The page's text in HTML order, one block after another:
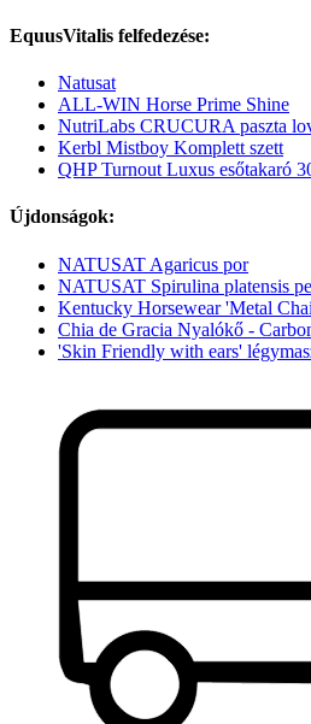
EquusVitalis felfedezése:
Natusat
ALL-WIN Horse Prime Shine
NutriLabs CRUCURA paszta
Kerbl Mistboy Komplett szett
QHP Turnout Luxus esőtakaró
Újdonságok:
NATUSAT Agaricus por
NATUSAT Spirulina platensis
Kentucky Horsewear 'Metal
Chia de Gracia Nyalókő -
'Skin Friendly with ears'